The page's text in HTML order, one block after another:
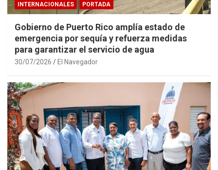
INTERNACIONALES PORTADA
Gobierno de Puerto Rico amplía estado de
emergencia por sequía y refuerza medidas
para garantizar el servicio de agua
30/07/2026 El Navegador